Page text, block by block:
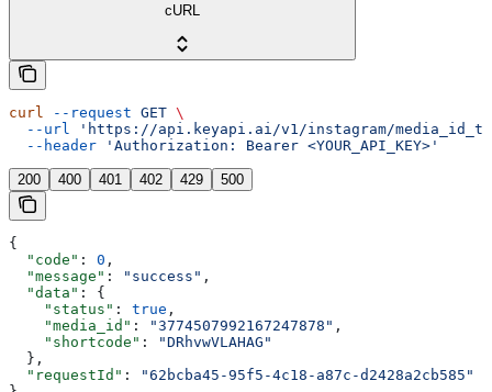
cURL
curl --request GET \
  --url
'https://api.keyapi.ai/v1/instagram/
  --header
'Authorization: Bearer <YOUR_API_KEY>'
200 400 401 402 429 500
{
  "code"
: 0 ,
  "message"
: "success" ,
  "data"
: {
    "status"
: true ,
    "media_id"
: "3774507992167247878" ,
    "shortcode"
:
"DRhvwVLAHAG"
  },
  "requestId"
:
"62bcba45-95f5-4c18-a87c-d2428a2cb585"